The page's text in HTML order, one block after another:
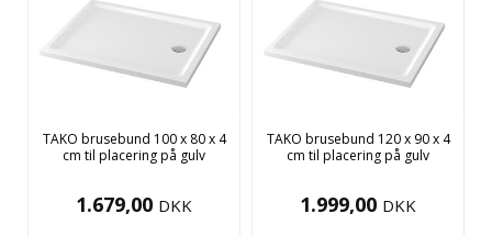
TAKO brusebund 100 x 80 x 4
cm til placering på gulv
1.679,00 DKK
TAKO brusebund 120 x 90 x 4
cm til placering på gulv
1.999,00 DKK